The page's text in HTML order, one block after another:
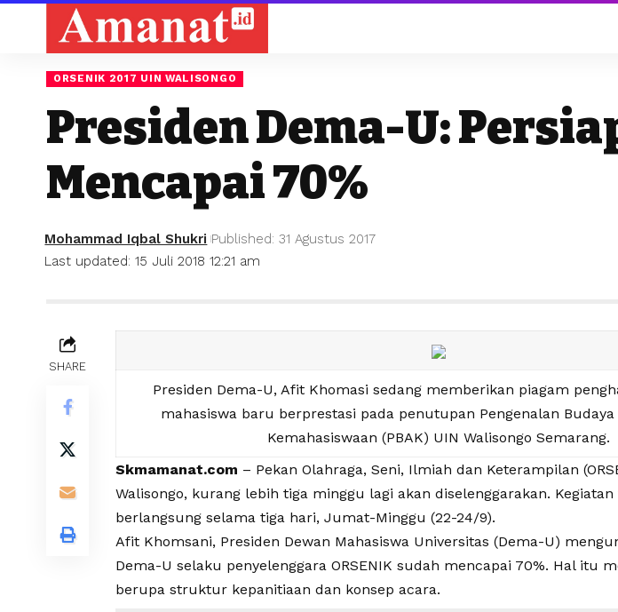
ORSENIK 2017 UIN WALISONGO
Presiden Dema-U:
Mencapai 70%
Last updated: 15 Juli 2018 12:21 am
Mohammad Iqbal Shukri Published: 31 Agustus 2017
SHARE
Presiden Dema-U, Afit Khomasi sedang memberikan piagam
mahasiswa baru berprestasi pada penutupan Pengenalan
Kemahasiswaan (PBAK) UIN Walisongo Semarang.
Skmamanat.com – Pekan Olahraga, Seni, Ilmiah dan Keterampilan
Walisongo, kurang lebih tiga minggu lagi akan diselenggarakan.
berlangsung selama tiga hari, Jumat-Minggu (22-24/9).
Afit Khomsani, Presiden Dewan Mahasiswa Universitas (Dema-U)
Dema-U selaku penyelenggara ORSENIK sudah mencapai 70%. Hal itu
berupa struktur kepanitiaan dan konsep acara.